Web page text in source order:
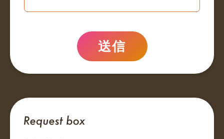
送信